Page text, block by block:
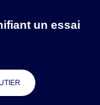
un essai